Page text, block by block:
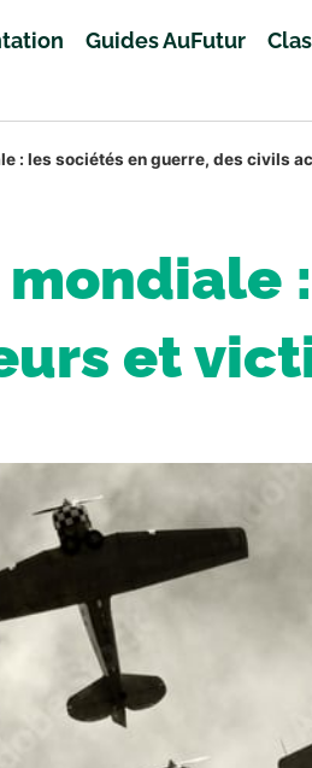
Guides AuFutur
: les sociétés en guerre, des civils
et